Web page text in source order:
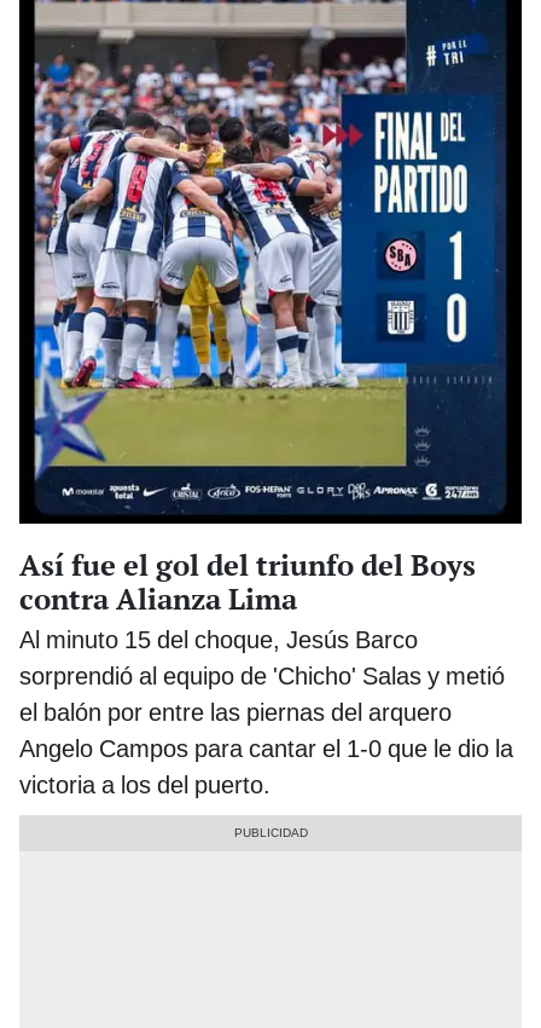
Así fue el gol del triunfo del Boys
contra Alianza Lima
Al minuto 15 del choque, Jesús Barco
sorprendió al equipo de 'Chicho' Salas y metió
el balón por entre las piernas del arquero
Angelo Campos para cantar el 1-0 que le dio la
victoria a los del puerto.